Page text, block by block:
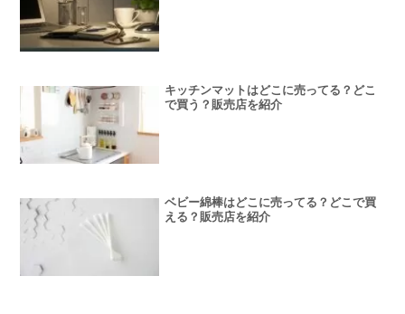
キッチンマットはどこに売ってる？どこ
で買う？販売店を紹介
ベビー綿棒はどこに売ってる？どこで買
える？販売店を紹介